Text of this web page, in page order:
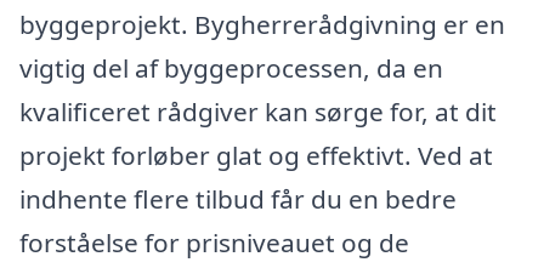
byggeprojekt. Bygherrerådgivning er en
vigtig del af byggeprocessen, da en
kvalificeret rådgiver kan sørge for, at dit
projekt forløber glat og effektivt. Ved at
indhente flere tilbud får du en bedre
forståelse for prisniveauet og de